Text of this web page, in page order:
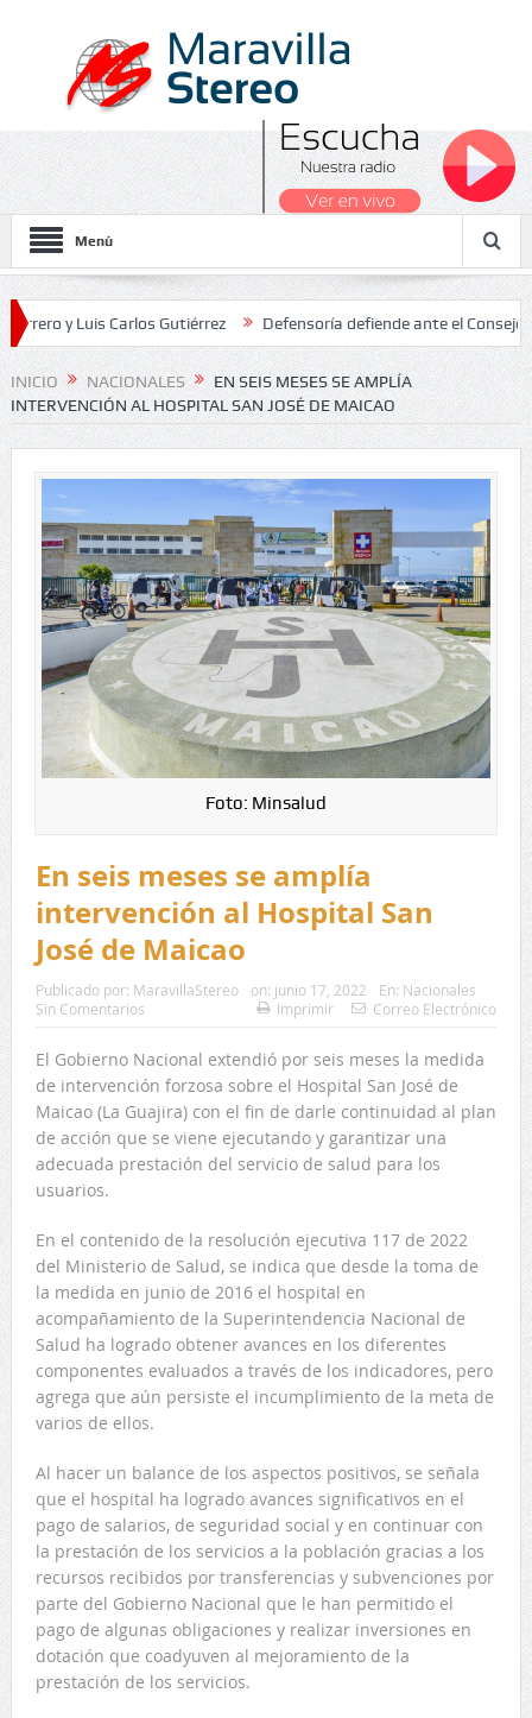
Menú
Carlos Gutiérrez Defensoría defiende ante el Consejo de
Nacionales 2026
INICIO NACIONALES
EN SEIS MESES SE AMPLÍA
INTERVENCIÓN AL HOSPITAL SAN JOSÉ DE MAICAO
Foto: Minsalud
En seis meses se amplía
intervención al Hospital San
José de Maicao
Publicado por: MaravillaStereo on: junio 17, 2022 En: Nacionales
Sin Comentarios
Imprimir Correo Electrónico
El Gobierno Nacional extendió por seis meses la medida
de intervención forzosa sobre el Hospital San José de
Maicao (La Guajira) con el fin de darle continuidad al plan
de acción que se viene ejecutando y garantizar una
adecuada prestación del servicio de salud para los
usuarios.
En el contenido de la resolución ejecutiva 117 de 2022
del Ministerio de Salud, se indica que desde la toma de
la medida en junio de 2016 el hospital en
acompañamiento de la Superintendencia Nacional de
Salud ha logrado obtener avances en los diferentes
componentes evaluados a través de los indicadores, pero
agrega que aún persiste el incumplimiento de la meta de
varios de ellos.
Al hacer un balance de los aspectos positivos, se señala
que el hospital ha logrado avances significativos en el
pago de salarios, de seguridad social y en continuar con
la prestación de los servicios a la población gracias a los
recursos recibidos por transferencias y subvenciones por
parte del Gobierno Nacional que le han permitido el
pago de algunas obligaciones y realizar inversiones en
dotación que coadyuven al mejoramiento de la
prestación de los servicios.